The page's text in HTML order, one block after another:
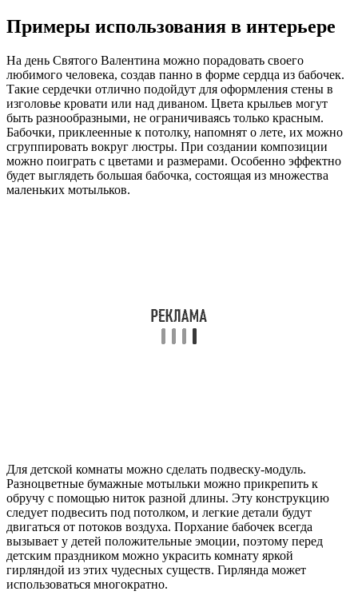
Примеры использования в интерьере
На день Святого Валентина можно порадовать своего
любимого человека, создав панно в форме сердца из бабочек.
Такие сердечки отлично подойдут для оформления стены в
изголовье кровати или над диваном. Цвета крыльев могут
быть разнообразными, не ограничиваясь только красным.
Бабочки, приклеенные к потолку, напомнят о лете, их можно
сгруппировать вокруг люстры. При создании композиции
можно поиграть с цветами и размерами. Особенно эффектно
будет выглядеть большая бабочка, состоящая из множества
маленьких мотыльков.
Для детской комнаты можно сделать подвеску-модуль.
Разноцветные бумажные мотыльки можно прикрепить к
обручу с помощью ниток разной длины. Эту конструкцию
следует подвесить под потолком, и легкие детали будут
двигаться от потоков воздуха. Порхание бабочек всегда
вызывает у детей положительные эмоции, поэтому перед
детским праздником можно украсить комнату яркой
гирляндой из этих чудесных существ. Гирлянда может
использоваться многократно.